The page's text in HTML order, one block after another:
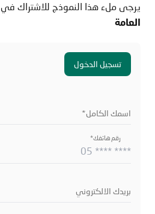
يرجى ملء هذا النموذج للاشتراك في
العامة
تسجيل الدخول
اسمك الكامل*
رقم هاتفك*
بريدك الالكتروني